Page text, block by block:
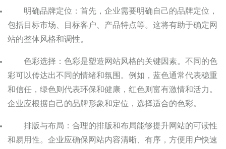
明确品牌定位：首先，企业需要明确自己的品牌定位，
包括目标市场、目标客户、产品特点等。这将有助于确定网
站的整体风格和调性。
色彩选择：色彩是塑造网站风格的关键因素。不同的色
彩可以传达出不同的情绪和氛围。例如，蓝色通常代表稳重
和信任，绿色则代表环保和健康，红色则富有激情和活力。
企业应根据自己的品牌形象和定位，选择适合的色彩。
排版与布局：合理的排版和布局能够提升网站的可读性
和易用性。企业应确保网站内容清晰、有序，方便用户快速